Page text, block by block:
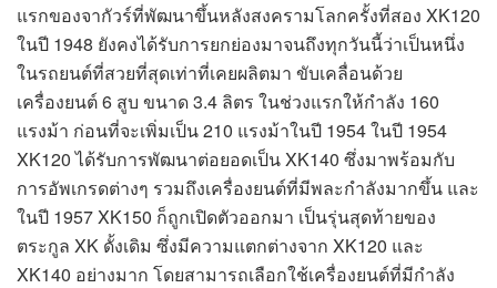
แรกของจากัวร์ที่พัฒนาขึ้นหลังสงครามโลกครั้งที่สอง XK120
ในปี 1948 ยังคงได้รับการยกย่องมาจนถึงทุกวันนี้ว่าเป็นหนึ่ง
ในรถยนต์ที่สวยที่สุดเท่าที่เคยผลิตมา ขับเคลื่อนด้วย
เครื่องยนต์ 6 สูบ ขนาด 3.4 ลิตร ในช่วงแรกให้กำลัง 160
แรงม้า ก่อนที่จะเพิ่มเป็น 210 แรงม้าในปี 1954 ในปี 1954
XK120 ได้รับการพัฒนาต่อยอดเป็น XK140 ซึ่งมาพร้อมกับ
การอัพเกรดต่างๆ รวมถึงเครื่องยนต์ที่มีพละกำลังมากขึ้น และ
ในปี 1957 XK150 ก็ถูกเปิดตัวออกมา เป็นรุ่นสุดท้ายของ
ตระกูล XK ดั้งเดิม ซึ่งมีความแตกต่างจาก XK120 และ
XK140 อย่างมาก โดยสามารถเลือกใช้เครื่องยนต์ที่มีกำลัง